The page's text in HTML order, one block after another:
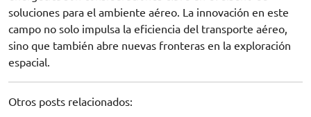
soluciones para el ambiente aéreo. La innovación en este
campo no solo impulsa la eficiencia del transporte aéreo,
sino que también abre nuevas fronteras en la exploración
espacial.
Otros posts relacionados: